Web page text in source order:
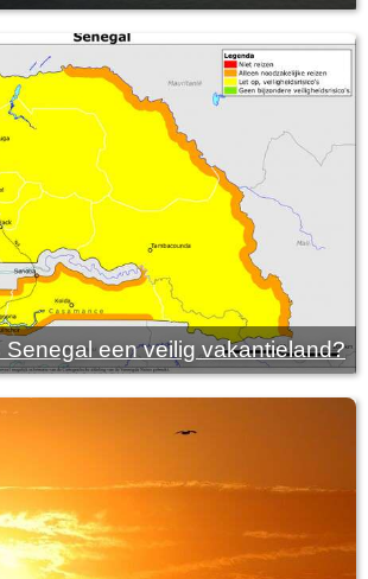
Senegal een veilig vakantieland?